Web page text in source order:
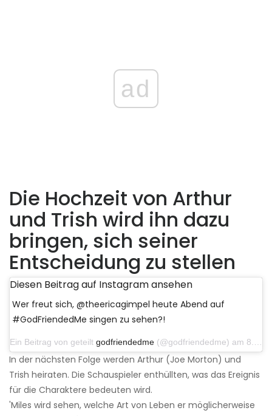
ad
Die Hochzeit von Arthur
und Trish wird ihn dazu
bringen, sich seiner
Entscheidung zu stellen
Diesen Beitrag auf Instagram ansehen
Wer freut sich, @theericagimpel heute Abend auf
#GodFriendedMe singen zu sehen?!
Ein Beitrag von geteilt godfriendedme (@godfriendedme) am 8. Dezember 2019 um 10:19 Uhr PST
In der nächsten Folge werden Arthur (Joe Morton) und
Trish heiraten. Die Schauspieler enthüllten, was das Ereignis
für die Charaktere bedeuten wird.
'Miles wird sehen, welche Art von Leben er möglicherweise